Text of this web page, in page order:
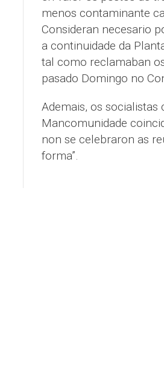
menos contaminante
Consideran necesario
a continuidade da
tal como reclamaban
pasado Domingo no
Ademais, os
Mancomunidade
non se celebraron as
forma”.